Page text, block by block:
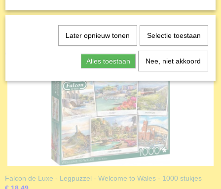
68x49 cm
Falcon de Luxe - Legpuzzel - Welcome to Wales - 1000 stukjes
Later opnieuw tonen Selectie toestaan
Alles toestaan Nee, niet akkoord